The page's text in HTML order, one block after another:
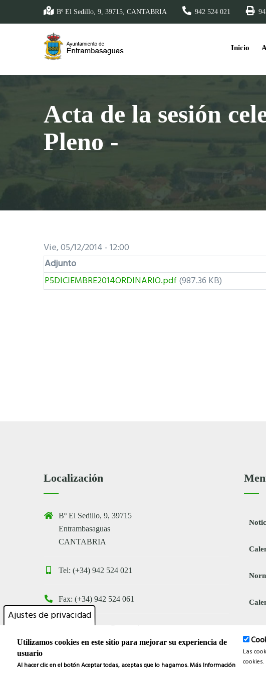
al
Bº El Sedillo, 9, 39715, CANTABRIA 942 524 021
Inicio
Acta de la sesión
Pleno -
Vie, 05/12/2014 - 12:00
Adjunto
P5DICIEMBRE2014ORDINARIO.pdf (987.36 KB)
Localización
Bº El Sedillo, 9, 39715
Entrambasaguas
CANTABRIA
Tel: (+34) 942 524 021
Fax: (+34) 942 524 061
entrambasaguas@entrambasaguas.org
Protección de
Ajustes de privacidad
Utilizamos cookies en este sitio para mejorar su experiencia de
usuario
Al hacer clic en el botón Aceptar todas, aceptas que lo hagamos.Más Información
Las
cookies.